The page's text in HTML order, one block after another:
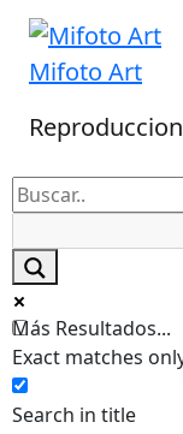
Skip
content
Mifoto Art
Más Resultados...
Exact matches
Search in title